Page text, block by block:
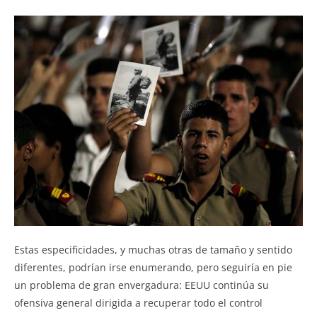
Estas especificidades, y muchas otras de tamaño y sentido
diferentes, podrían irse enumerando, pero seguiría en pie
un problema de gran envergadura: EEUU continúa su
ofensiva general dirigida a recuperar todo el control